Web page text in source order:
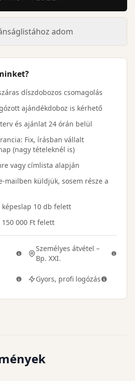
adom
díszdobozos csomagolás
ajándékdoboz is kérhető
és ajánlat 24 órán belül
Fix, írásban vállalt
(nagy tételeknél is)
vagy címlista alapján
mailben küldjük, sosem része a
10 db felett
000 Ft felett
Személyes átvétel –
Bp. XXI.
Gyors, profi logózás